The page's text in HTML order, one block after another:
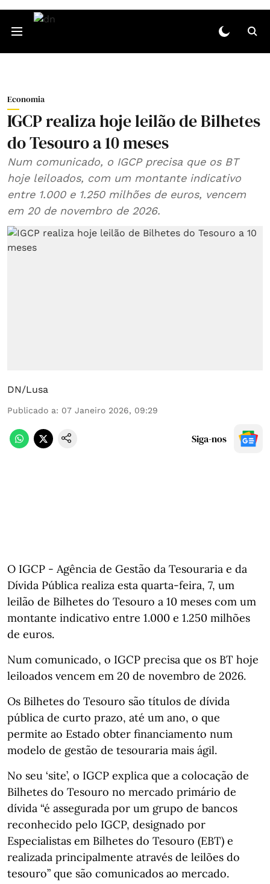
Economia
IGCP realiza hoje leilão de Bilhetes
do Tesouro a 10 meses
Num comunicado, o IGCP precisa que os BT
hoje leiloados, com um montante indicativo
entre 1.000 e 1.250 milhões de euros, vencem
em 20 de novembro de 2026.
DN/Lusa
Publicado a: 07 Janeiro 2026, 09:29
Siga-nos
O IGCP - Agência de Gestão da Tesouraria e da
Dívida Pública realiza esta quarta-feira, 7, um
leilão de Bilhetes do Tesouro a 10 meses com um
montante indicativo entre 1.000 e 1.250 milhões
de euros.
Num comunicado, o IGCP precisa que os BT hoje
leiloados vencem em 20 de novembro de 2026.
Os Bilhetes do Tesouro são títulos de dívida
pública de curto prazo, até um ano, o que
permite ao Estado obter financiamento num
modelo de gestão de tesouraria mais ágil.
No seu ‘site’, o IGCP explica que a colocação de
Bilhetes do Tesouro no mercado primário de
dívida “é assegurada por um grupo de bancos
reconhecido pelo IGCP, designado por
Especialistas em Bilhetes do Tesouro (EBT) e
realizada principalmente através de leilões do
tesouro” que são comunicados ao mercado.